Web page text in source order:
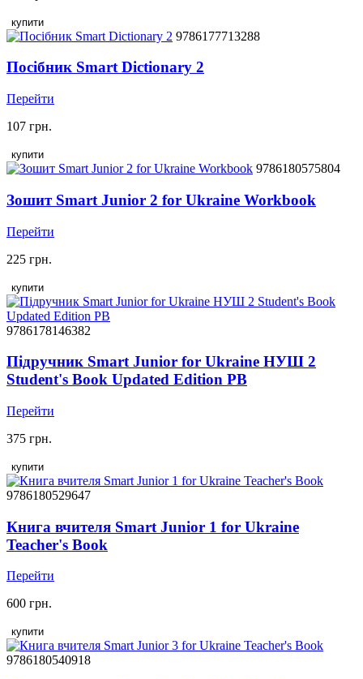
купити
9786177713288
Посібник Smart Dictionary 2
Перейти
107 грн.
купити
9786180575804
Зошит Smart Junior 2 for Ukraine Workbook
Перейти
225 грн.
купити
9786178146382
Підручник Smart Junior for Ukraine НУШ 2
Student's Book Updated Edition PB
Перейти
375 грн.
купити
9786180529647
Книга вчителя Smart Junior 1 for Ukraine
Teacher's Book
Перейти
600 грн.
купити
9786180540918